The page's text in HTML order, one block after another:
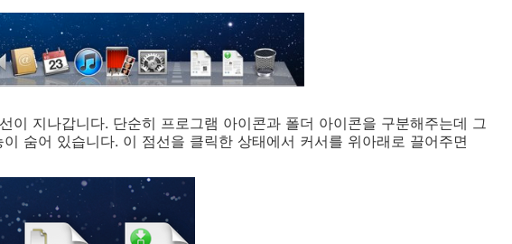
이 지나갑니다. 단순히 프로그램 아이콘과 폴더 아이콘을 구분해주는데 그
숨어 있습니다. 이 점선을 클릭한 상태에서 커서를 위아래로 끌어주면